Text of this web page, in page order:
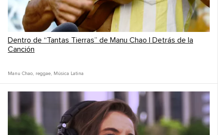
Dentro de “Tantas Tierras” de Manu Chao | Detrás de la
Canción
Manu Chao, reggae, Música Latina